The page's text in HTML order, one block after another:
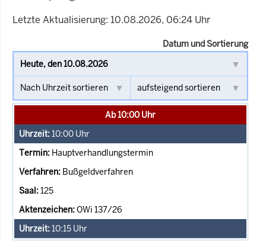
Letzte Aktualisierung: 10.08.2026, 06:24 Uhr
Datum und Sortierung
Ab 10:00 Uhr
10:00 Uhr
Hauptverhandlungstermin
Bußgeldverfahren
125
OWi 137/26
10:15 Uhr